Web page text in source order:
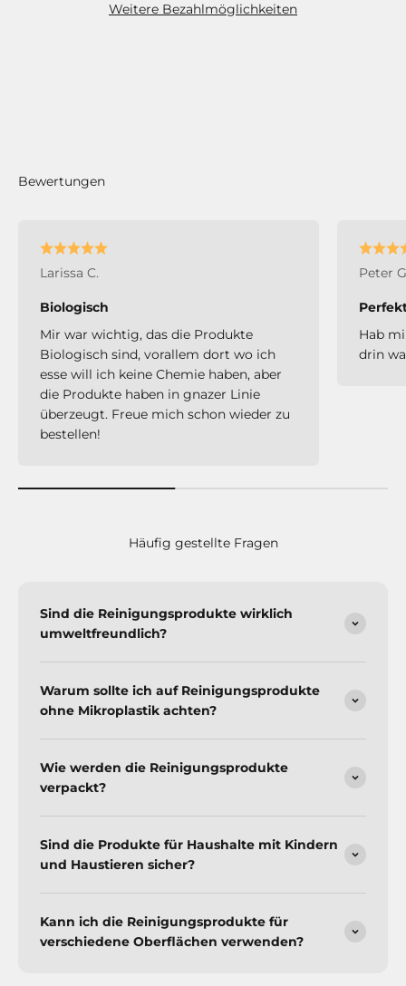
Weitere Bezahlmöglichkeiten
Larissa C.
Biologisch
Mir war wichtig, das die Produkte
Biologisch sind, vorallem dort wo ich
esse will ich keine Chemie haben, aber
die Produkte haben in gnazer Linie
überzeugt. Freue mich schon wieder zu
bestellen!
Peter
Hab
drin
Häufig gestellte Fragen
Sind die Reinigungsprodukte wirklich
umweltfreundlich?
Warum sollte ich auf Reinigungsprodukte
ohne Mikroplastik achten?
Wie werden die Reinigungsprodukte
verpackt?
Sind die Produkte für Haushalte mit Kindern
und Haustieren sicher?
Kann ich die Reinigungsprodukte für
verschiedene Oberflächen verwenden?